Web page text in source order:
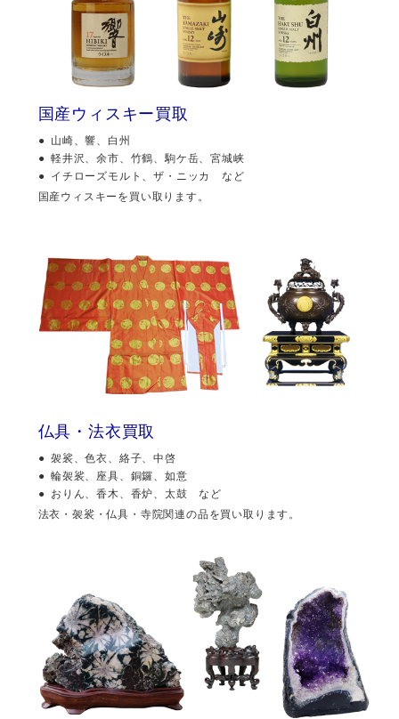
国産ウィスキー買取
山崎、響、白州
軽井沢、余市、竹鶴、駒ケ岳、宮城峡
イチローズモルト、ザ・ニッカ など
国産ウィスキーを買い取ります。
仏具・法衣買取
袈裟、色衣、絡子、中啓
輪袈裟、座具、銅鑼、如意
おりん、香木、香炉、太鼓 など
法衣・袈裟・仏具・寺院関連の品を買い取ります。